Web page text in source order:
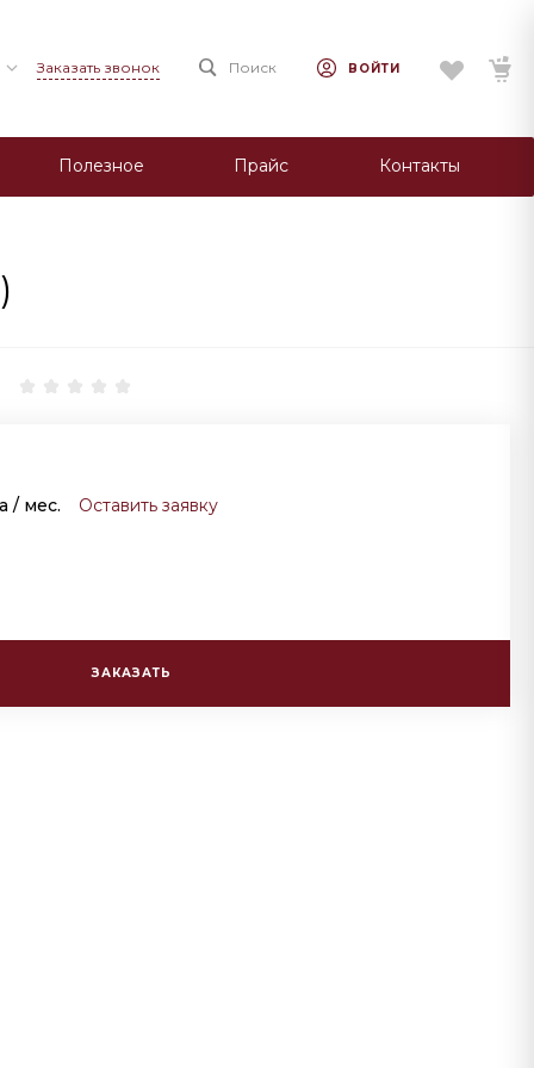
Заказать звонок Поиск ВОЙТИ
Полезное Прайс Контакты
/ мес. Оставить заявку
ЗАКАЗАТЬ